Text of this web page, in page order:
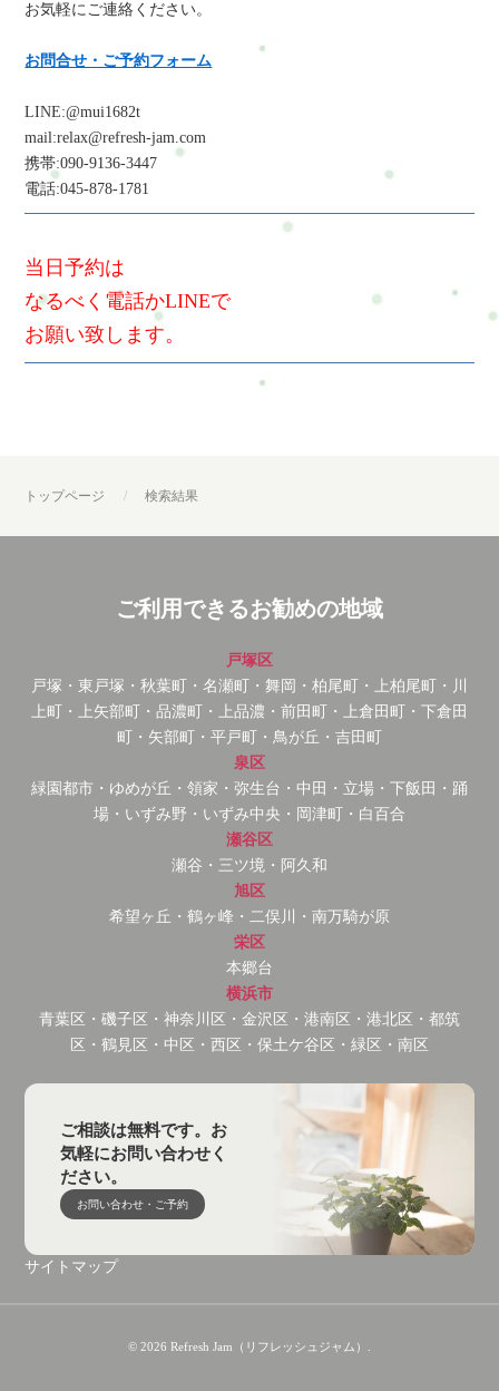
お気軽にご連絡ください。
お問合せ・ご予約フォーム
LINE:@mui1682t
mail:relax@refresh-jam.com
携帯:090-9136-3447
電話:045-878-1781
当日予約は
なるべく電話かLINEで
お願い致します。
トップページ 検索結果
ご利用できるお勧めの地域
戸塚区
戸塚・東戸塚・秋葉町・名瀬町・舞岡・柏尾町・上柏尾町・川
上町・上矢部町・品濃町・上品濃・前田町・上倉田町・下倉田
町・矢部町・平戸町・鳥が丘・吉田町
泉区
緑園都市・ゆめが丘・領家・弥生台・中田・立場・下飯田・踊
場・いずみ野・いずみ中央・岡津町・白百合
瀬谷区
瀬谷・三ツ境・阿久和
旭区
希望ヶ丘・鶴ヶ峰・二俣川・南万騎が原
栄区
本郷台
横浜市
青葉区・磯子区・神奈川区・金沢区・港南区・港北区・都筑
区・鶴見区・中区・西区・保土ケ谷区・緑区・南区
ご相談は無料です。お
気軽にお問い合わせく
ださい。
お問い合わせ・ご予約
サイトマップ
© 2026 Refresh Jam（リフレッシュジャム）.